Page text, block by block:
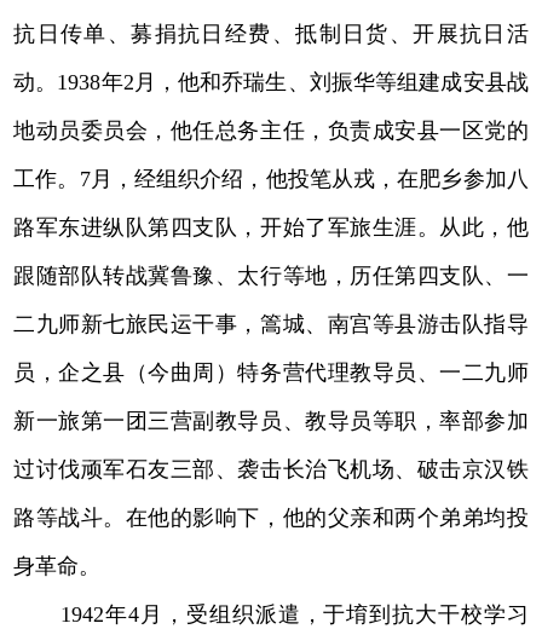
抗日传单、募捐抗日经费、抵制日货、开展抗日活
动。1938年2月，他和乔瑞生、刘振华等组建成安县战
地动员委员会，他任总务主任，负责成安县一区党的
工作。7月，经组织介绍，他投笔从戎，在肥乡参加八
路军东进纵队第四支队，开始了军旅生涯。从此，他
跟随部队转战冀鲁豫、太行等地，历任第四支队、一
二九师新七旅民运干事，篙城、南宫等县游击队指导
员，企之县（今曲周）特务营代理教导员、一二九师
新一旅第一团三营副教导员、教导员等职，率部参加
过讨伐顽军石友三部、袭击长治飞机场、破击京汉铁
路等战斗。在他的影响下，他的父亲和两个弟弟均投
身革命。
1942年4月，受组织派遣，于堉到抗大干校学习